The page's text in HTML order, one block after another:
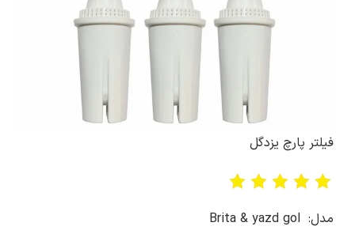
فیلتر پارچ یزدگل
مدل: Brita & yazd gol